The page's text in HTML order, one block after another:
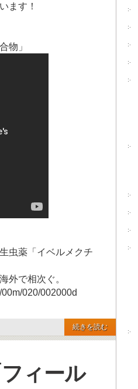
ます！
物」
虫薬「イベルメクチ
外で相次ぐ。
020/002000d
続きを読む
ィール